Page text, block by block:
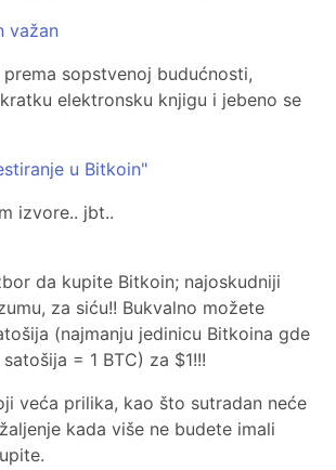
važan
sopstvenoj budućnosti,
elektronsku knjigu i jebeno se
u Bitkoin"
izvore.. jbt..
da kupite Bitkoin; najoskudniji
za siću!! Bukvalno možete
(najmanju jedinicu Bitkoina gde
= 1 BTC) za $1!!!
veća prilika, kao što sutradan neće
kada više ne budete imali